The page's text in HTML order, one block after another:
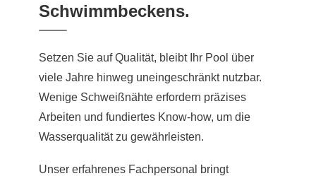
Schwimmbeckens.
Setzen Sie auf Qualität, bleibt Ihr Pool über
viele Jahre hinweg uneingeschränkt nutzbar.
Wenige Schweißnähte erfordern präzises
Arbeiten und fundiertes Know-how, um die
Wasserqualität zu gewährleisten.
Unser erfahrenes Fachpersonal bringt